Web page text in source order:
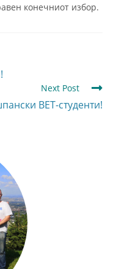
конечниот избор.
Next Post
ВЕТ-студенти!